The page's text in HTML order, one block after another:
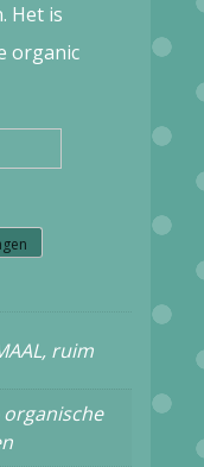
Het is
organic
ruim
organische